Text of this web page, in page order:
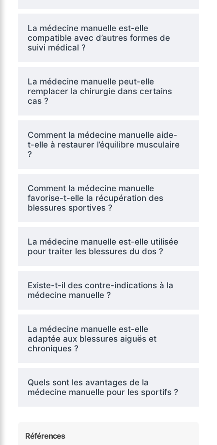
La médecine manuelle est-elle
compatible avec d’autres formes de
suivi médical ?
La médecine manuelle peut-elle
remplacer la chirurgie dans certains
cas ?
Comment la médecine manuelle aide-
t-elle à restaurer l’équilibre musculaire
?
Comment la médecine manuelle
favorise-t-elle la récupération des
blessures sportives ?
La médecine manuelle est-elle utilisée
pour traiter les blessures du dos ?
Existe-t-il des contre-indications à la
médecine manuelle ?
La médecine manuelle est-elle
adaptée aux blessures aiguës et
chroniques ?
Quels sont les avantages de la
médecine manuelle pour les sportifs ?
Références